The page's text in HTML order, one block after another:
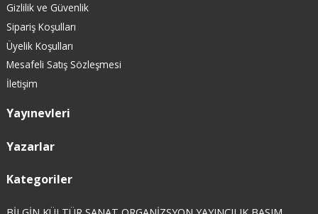
Gizlilik ve Güvenlik
Sipariş Koşulları
Üyelik Koşulları
Mesafeli Satış Sözleşmesi
İletişim
Yayınevleri
Yazarlar
Kategoriler